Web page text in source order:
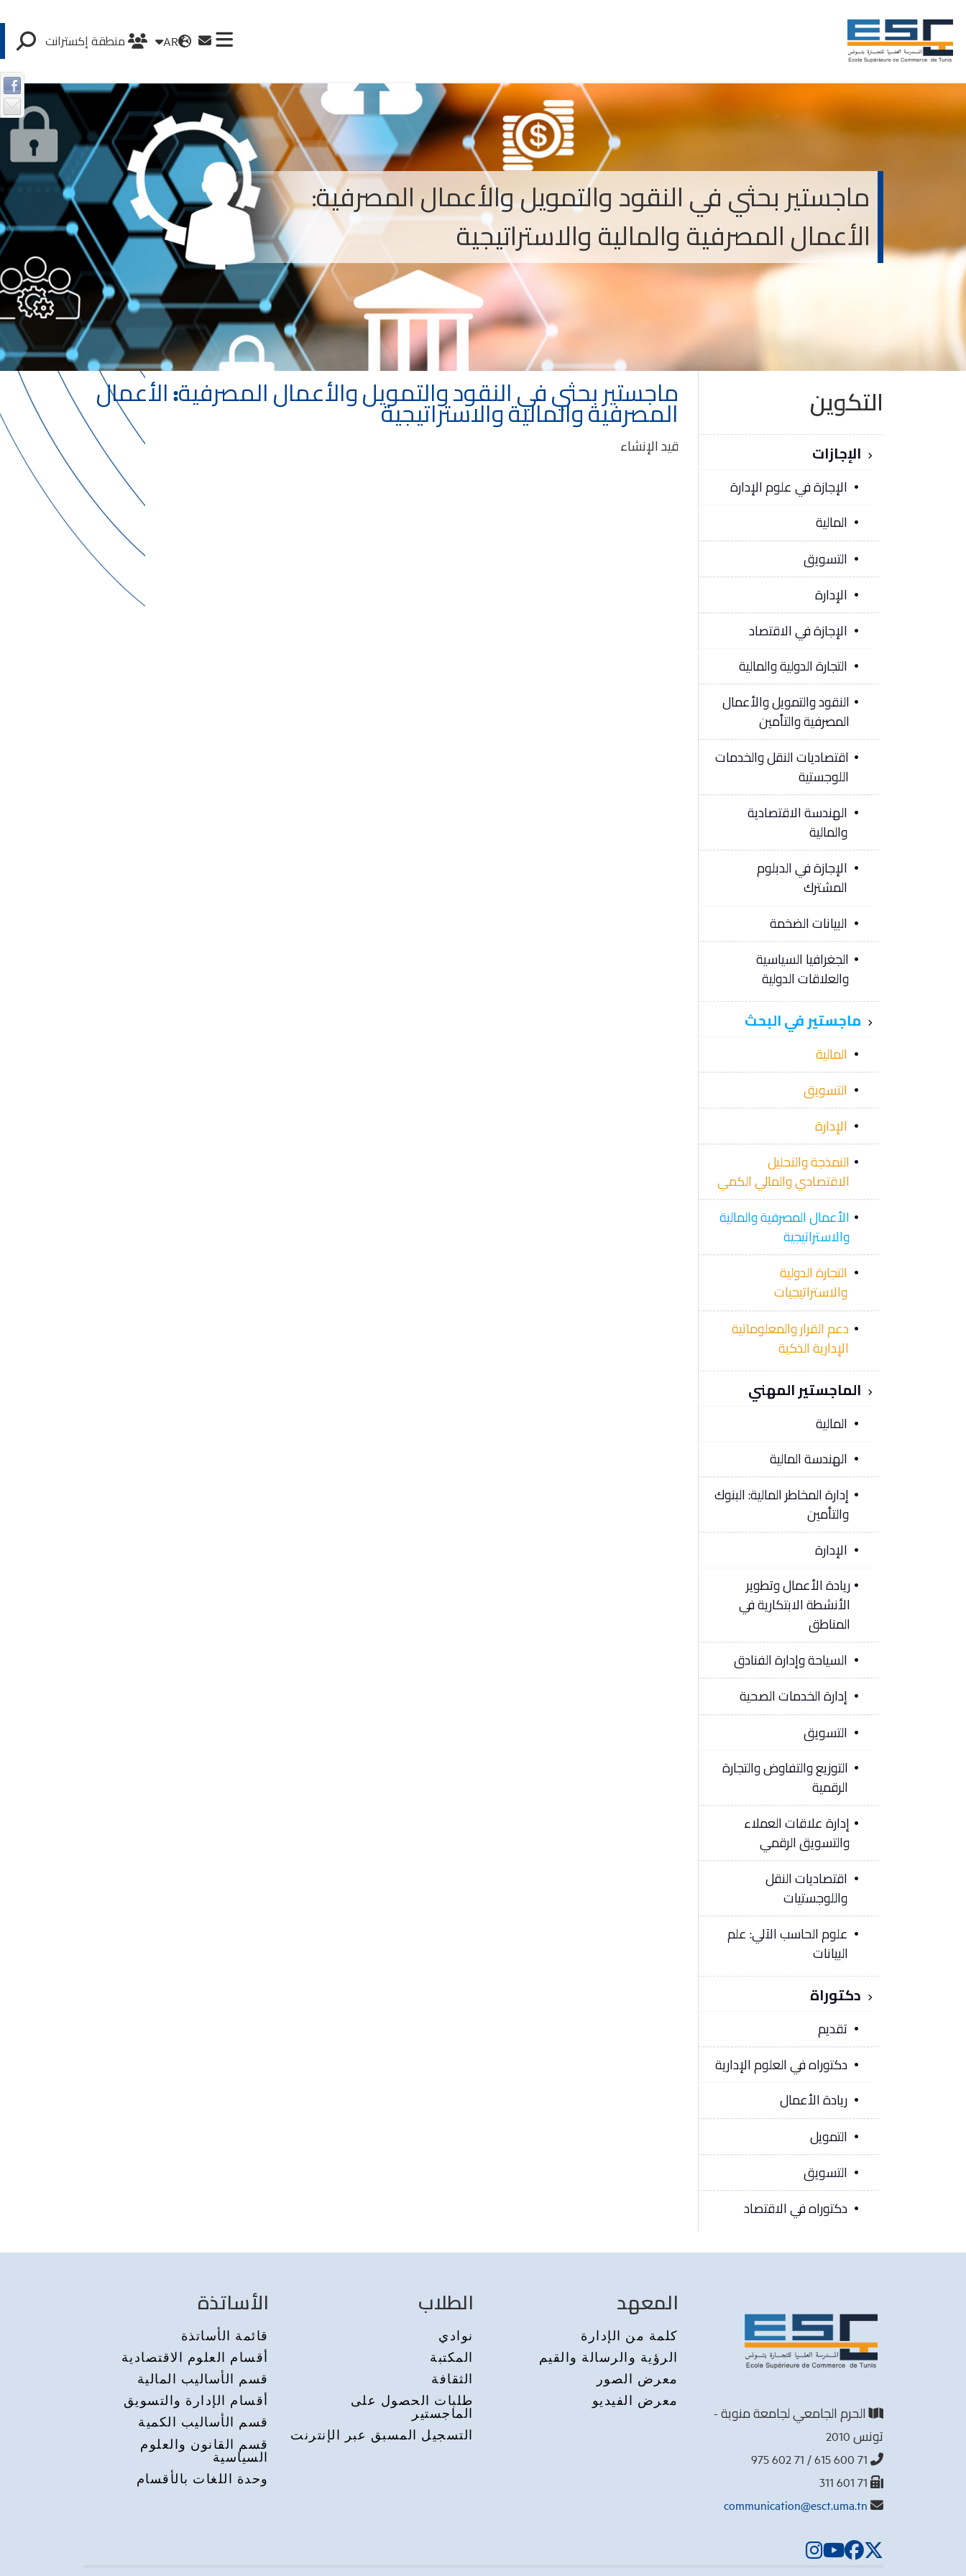
AR منطقة إكسترانت
ماجستير بحثي في النقود والتمويل والأعمال المصرفية:
الأعمال المصرفية والمالية والاستراتيجية
التكوين
الإجازات
الإجازة في علوم الإدارة
المالية
التسويق
الإدارة
الإجازة في الاقتصاد
التجارة الدولية والمالية
النقود والتمويل والأعمال
المصرفية والتأمين
اقتصاديات النقل والخدمات
اللوجستية
الهندسة الاقتصادية
والمالية
الإجازة في الدبلوم
المشترك
البيانات الضخمة
الجغرافيا السياسية
والعلاقات الدولية
ماجستير في البحث
المالية
التسويق
الإدارة
النمذجة والتحليل
الاقتصادي والمالي الكمي
الأعمال المصرفية والمالية
والاستراتيجية
التجارة الدولية
والاستراتيجيات
دعم القرار والمعلوماتية
الإدارية الذكية
الماجستير المهني
المالية
الهندسة المالية
إدارة المخاطر المالية: البنوك
والتأمين
الإدارة
ريادة الأعمال وتطوير
الأنشطة الابتكارية في
المناطق
السياحة وإدارة الفنادق
إدارة الخدمات الصحية
التسويق
التوزيع والتفاوض والتجارة
الرقمية
إدارة علاقات العملاء
والتسويق الرقمي
اقتصاديات النقل
واللوجستيات
علوم الحاسب الآلي: علم
البيانات
دكتوراة
تقديم
دكتوراه في العلوم الإدارية
ريادة الأعمال
التمويل
التسويق
دكتوراه في الاقتصاد
ماجستير بحثي في النقود والتمويل والأعمال المصرفية: الأعمال
المصرفية والمالية والاستراتيجية
قيد الإنشاء
الحرم الجامعي لجامعة منوبة -
تونس 2010
communication@esct.uma.tn
المعهد
كلمة من الإدارة
الرؤية والرسالة والقيم
معرض الصور
معرض الفيديو
الطلاب
نوادي
المكتبة
الثقافة
طلبات الحصول على
الماجستير
التسجيل المسبق عبر الإنترنت
الأساتذة
قائمة الأساتذة
أقسام العلوم الاقتصادية
قسم الأساليب المالية
أقسام الإدارة والتسويق
قسم الأساليب الكمية
قسم القانون والعلوم
السياسية
وحدة اللغات بالأقسام